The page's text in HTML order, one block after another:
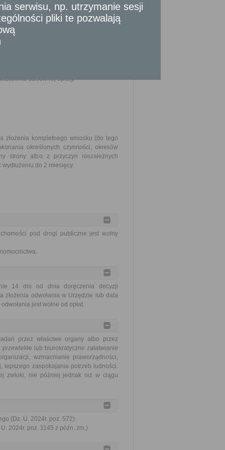
nieruchomości podpisany przez
na mocy którego wydzielona została
akt poświadczenia dziedziczenia.
stosownej opłaty.
złożenia kompletnego wniosku (do tego
określonych czynności, okresów
strony albo z przyczyn niezależnych
do 2 miesięcy.
pod drogi publiczne jest wolny
14 dni od dnia doręczenia decyzji
złożenia odwołania w Urzędzie lub data
jest wolne od opłat.
przez właściwe organy albo przez
lub biurokratyczne załatwianie
wzmacnianie praworządności,
lepszego zaspokajania potrzeb ludności.
zwłoki, nie później jednak niż w ciągu
(Dz. U. 2024r. poz. 572)
2024r. poz. 1145 z późn. zm.)
serwisu, np. utrzymanie sesji
pliki te pozwalają